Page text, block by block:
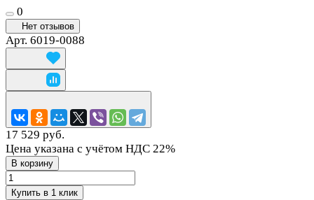
0
Нет отзывов
Арт. 6019-0088
17 529 руб.
Цена указана с учётом НДС 22%
В корзину
Купить в 1 клик